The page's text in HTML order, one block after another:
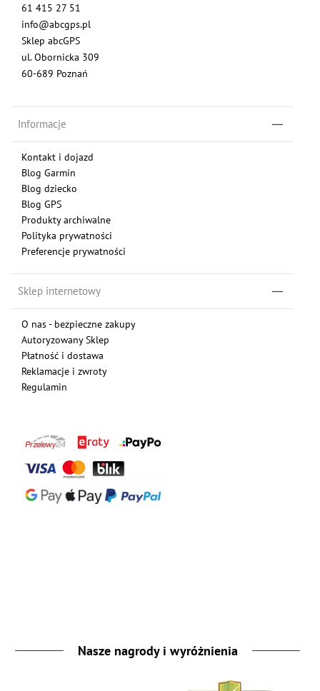
61 415 27 51
info@abcgps.pl
Sklep abcGPS
ul. Obornicka 309
60-689 Poznań
Informacje
Kontakt i dojazd
Blog Garmin
Blog dziecko
Blog GPS
Produkty archiwalne
Polityka prywatności
Preferencje prywatności
Sklep internetowy
O nas - bezpieczne zakupy
Autoryzowany Sklep
Płatność i dostawa
Reklamacje i zwroty
Regulamin
Nasze nagrody i wyróżnienia